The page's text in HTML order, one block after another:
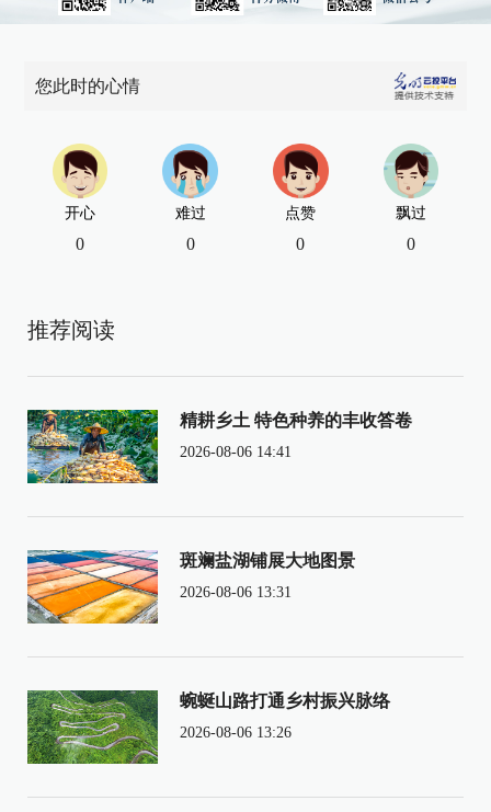
您此时的心情
开心
0
难过
0
点赞
0
飘过
0
推荐阅读
精耕乡土 特色种养的丰收答卷
2026-08-06 14:41
斑斓盐湖铺展大地图景
2026-08-06 13:31
蜿蜒山路打通乡村振兴脉络
2026-08-06 13:26